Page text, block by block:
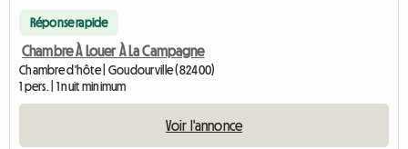
Réponse rapide
Chambre À Louer À La Campagne
Chambre d'hôte | Goudourville (82400)
1 pers. | 1 nuit minimum
Voir l'annonce